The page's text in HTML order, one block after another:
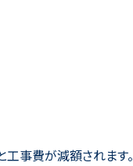
工事費が減額されます。